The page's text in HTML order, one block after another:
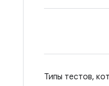
Типы тестов,